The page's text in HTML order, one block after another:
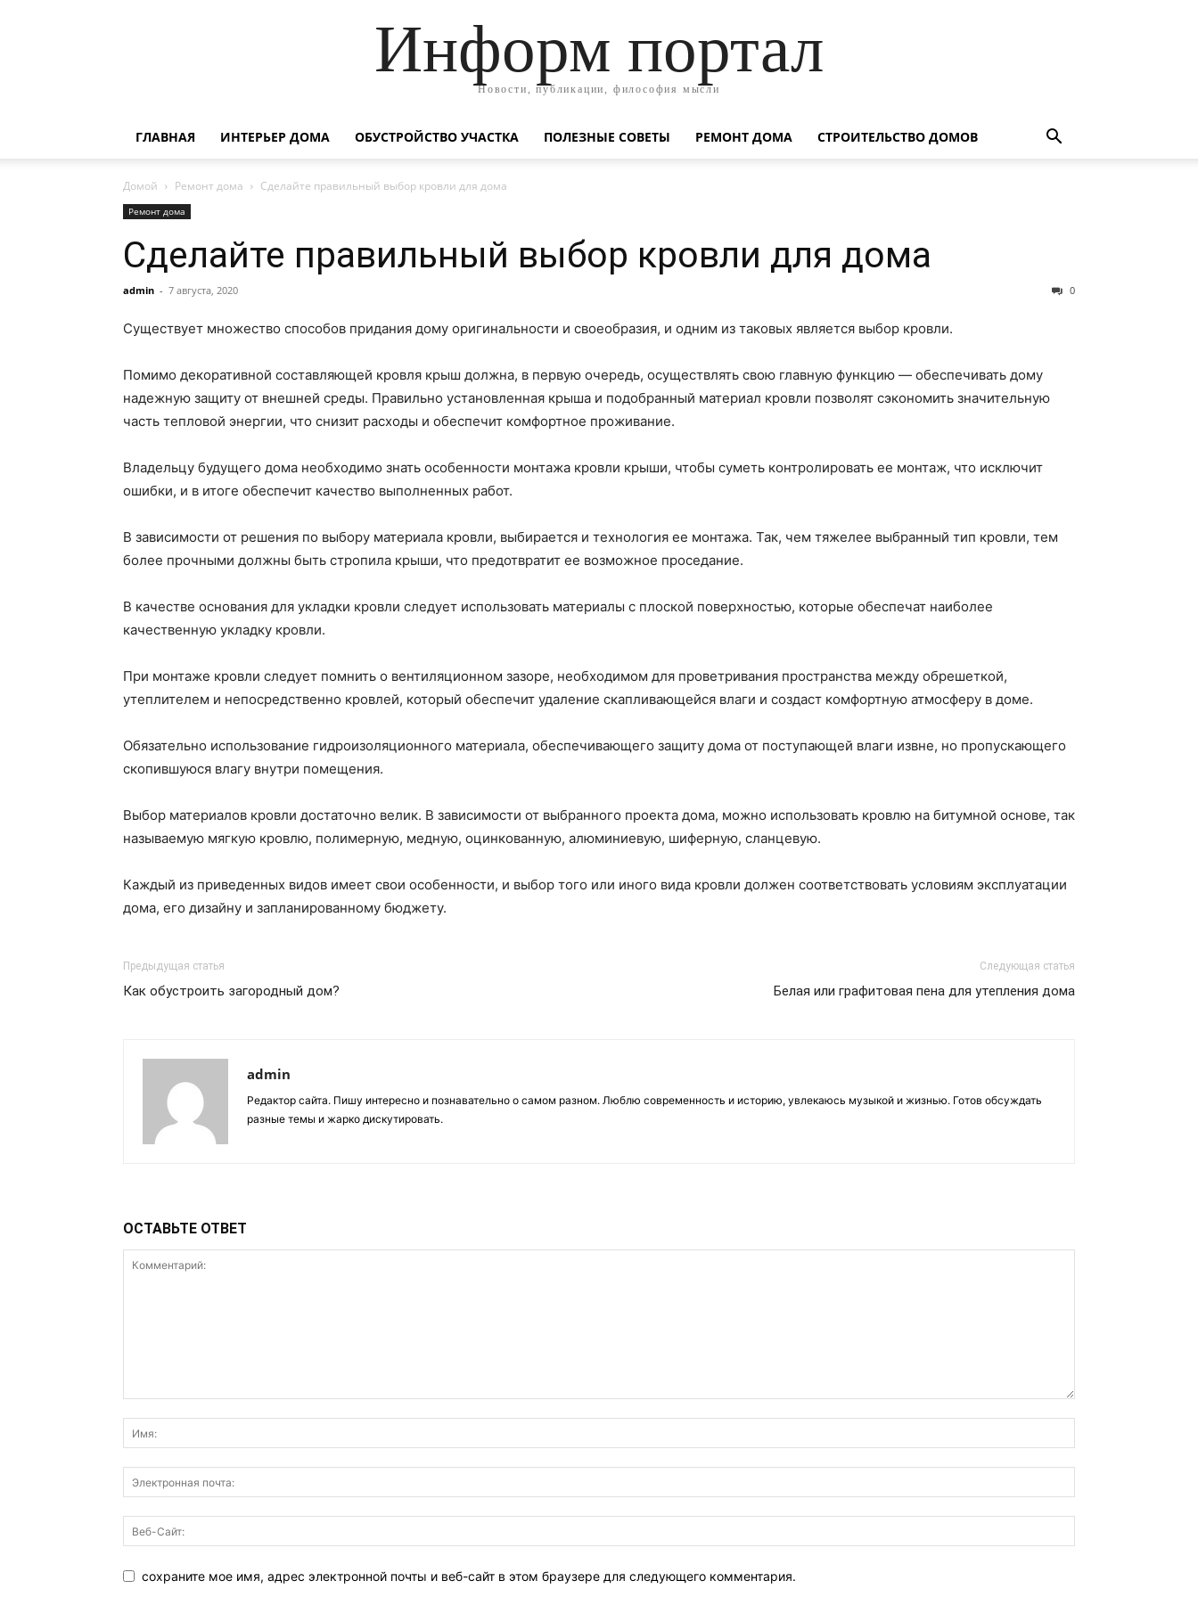
Информ портал
Новости, публикации, философия мысли
ГЛАВНАЯ ИНТЕРЬЕР ДОМА ОБУСТРОЙСТВО УЧАСТКА ПОЛЕЗНЫЕ СОВЕТЫ РЕМОНТ ДОМА СТРОИТЕЛЬСТВО ДОМОВ
Домой Ремонт дома Сделайте правильный выбор кровли для дома
Ремонт дома
Сделайте правильный выбор кровли для дома
admin - 7 августа, 2020 0
Существует множество способов придания дому оригинальности и своеобразия, и одним из таковых является выбор кровли.
Помимо декоративной составляющей кровля крыш должна, в первую очередь, осуществлять свою главную функцию — обеспечивать дому
надежную защиту от внешней среды. Правильно установленная крыша и подобранный материал кровли позволят сэкономить значительную
часть тепловой энергии, что снизит расходы и обеспечит комфортное проживание.
Владельцу будущего дома необходимо знать особенности монтажа кровли крыши, чтобы суметь контролировать ее монтаж, что исключит
ошибки, и в итоге обеспечит качество выполненных работ.
В зависимости от решения по выбору материала кровли, выбирается и технология ее монтажа. Так, чем тяжелее выбранный тип кровли, тем
более прочными должны быть стропила крыши, что предотвратит ее возможное проседание.
В качестве основания для укладки кровли следует использовать материалы с плоской поверхностью, которые обеспечат наиболее
качественную укладку кровли.
При монтаже кровли следует помнить о вентиляционном зазоре, необходимом для проветривания пространства между обрешеткой,
утеплителем и непосредственно кровлей, который обеспечит удаление скапливающейся влаги и создаст комфортную атмосферу в доме.
Обязательно использование гидроизоляционного материала, обеспечивающего защиту дома от поступающей влаги извне, но пропускающего
скопившуюся влагу внутри помещения.
Выбор материалов кровли достаточно велик. В зависимости от выбранного проекта дома, можно использовать кровлю на битумной основе, так
называемую мягкую кровлю, полимерную, медную, оцинкованную, алюминиевую, шиферную, сланцевую.
Каждый из приведенных видов имеет свои особенности, и выбор того или иного вида кровли должен соответствовать условиям эксплуатации
дома, его дизайну и запланированному бюджету.
Предыдущая статья
Как обустроить загородный дом?
Следующая статья
Белая или графитовая пена для утепления дома
admin
Редактор сайта. Пишу интересно и познавательно о самом разном. Люблю современность и историю, увлекаюсь музыкой и жизнью. Готов обсуждать
разные темы и жарко дискутировать.
ОСТАВЬТЕ ОТВЕТ
сохраните мое имя, адрес электронной почты и веб-сайт в этом браузере для следующего комментария.